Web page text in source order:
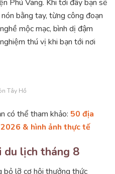
Phú Vang. Khi tơi đây bạn sẽ
bằng tay, từng công đoạn
mộc mạc, bình dị đậm
thú vị khi bạn tới nơi
Tây Hồ
có thể tham khảo: 50 địa
& hình ảnh thực tế
du lịch tháng 8
bỏ lỡ cơ hội thưởng thức